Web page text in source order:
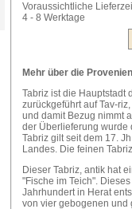
Voraussichtliche
4 - 8 Werktage
Mehr über die
Tabriz ist die Hauptstadt
zurückgeführt auf Tav-
und damit Bezug nimmt
der Überlieferung wurde
Tabriz gilt seit dem 17.
Landes. Die feinen
Dieser Tabriz, antik hat
"Fische im Teich".
Jahrhundert in Herat
von vier gebogenen und